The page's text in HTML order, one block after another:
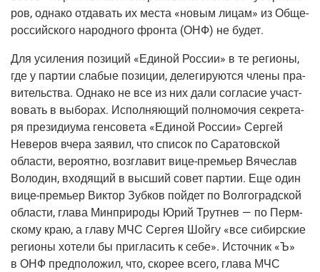
ров, одна­ко отда­вать их места «новым лицам» из Обще­
рос­сий­ско­го народ­но­го фрон­та (ОНФ) не будет.
Для уси­ле­ния пози­ций «Еди­ной Рос­сии» в те реги­о­ны,
где у пар­тии сла­бые пози­ции, деле­ги­ру­ют­ся чле­ны пра­
ви­тель­ства. Одна­ко не все из них дали согла­сие участ­
во­вать в выбо­рах. Испол­ня­ю­щий пол­но­мо­чия сек­ре­та­
ря пре­зи­ди­у­ма ген­со­ве­та «Еди­ной Рос­сии» Сер­гей
Неве­ров вче­ра заявил, что спи­сок по Сара­тов­ской
обла­сти, веро­ят­но, воз­гла­вит вице-пре­мьер Вяче­слав
Воло­дин, вхо­дя­щий в выс­ший совет пар­тии. Еще один
вице-пре­мьер Вик­тор Зуб­ков пой­дет по Вол­го­град­ской
обла­сти, гла­ва Мин­при­ро­ды Юрий Трут­нев — по Перм­
ско­му краю, а гла­ву МЧС Сер­гея Шой­гу «все сибир­ские
реги­о­ны хоте­ли бы при­гла­сить к себе». Источ­ник «Ъ»
в ОНФ пред­по­ло­жил, что, ско­рее все­го, гла­ва МЧС